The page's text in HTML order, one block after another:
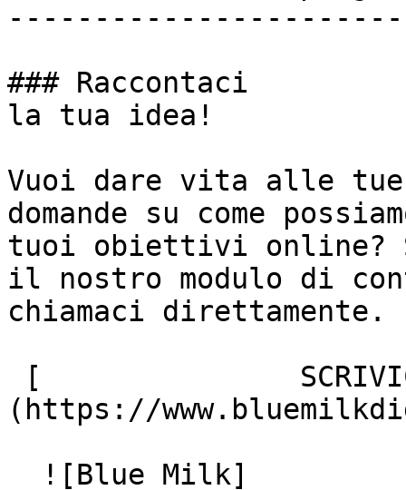
### Raccontaci
la tua idea!
Vuoi dare vita alle
domande su come
tuoi obiettivi online?
il nostro modulo di
chiamaci direttamente.
(https://